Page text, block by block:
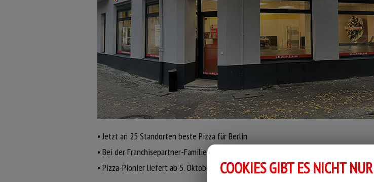
• Jetzt an 25 Standorten beste Pizza für Berlin
• Bei der Franchisepartner-Familie Gülmez packen alle mit an
• Pizza-Pionier liefert ab 5. Oktober Pizza, Pasta & Fingerfood
COOKIES GIBT ES NICHT